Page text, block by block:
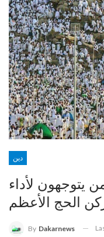
دين
يتوجهون لأداء
الحج الأعظم
By Dakarnews